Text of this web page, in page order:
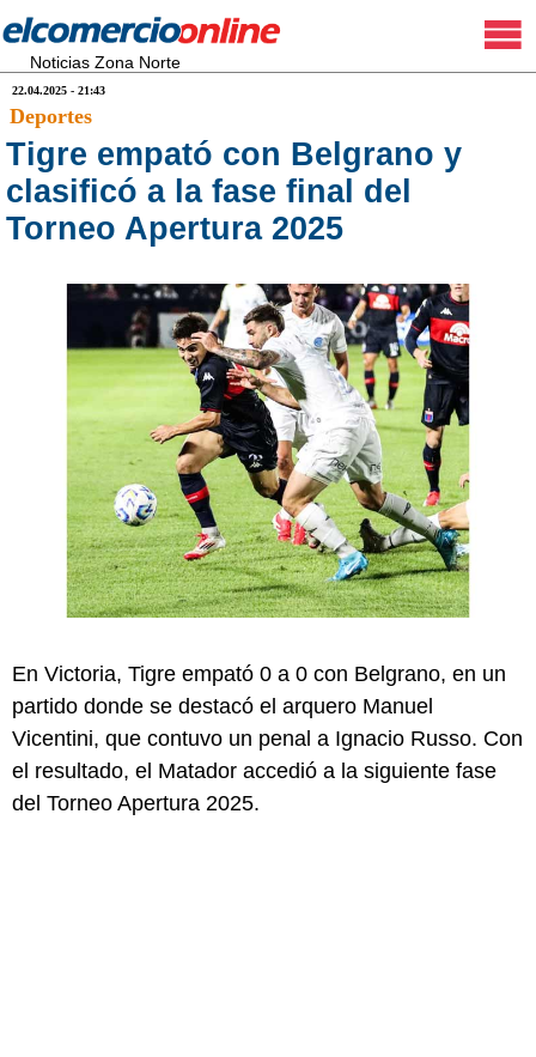
Noticias Zona Norte
22.04.2025 - 21:43
Deportes
Tigre empató con Belgrano y
clasificó a la fase final del
Torneo Apertura 2025
En Victoria, Tigre empató 0 a 0 con Belgrano, en un
partido donde se destacó el arquero Manuel
Vicentini, que contuvo un penal a Ignacio Russo. Con
el resultado, el Matador accedió a la siguiente fase
del Torneo Apertura 2025.